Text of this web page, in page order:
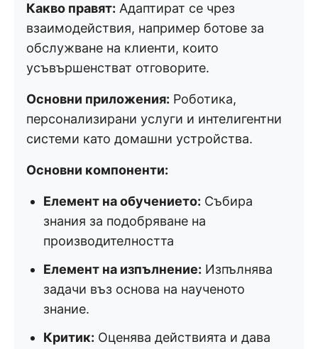
Какво правят: Адаптират се чрез
взаимодействия, например ботове за
обслужване на клиенти, които
усъвършенстват отговорите.
Основни приложения: Роботика,
персонализирани услуги и интелигентни
системи като домашни устройства.
Основни компоненти:
Елемент на обучението: Събира
знания за подобряване на
производителността
Елемент на изпълнение: Изпълнява
задачи въз основа на наученото
знание.
Критик: Оценява действията и дава